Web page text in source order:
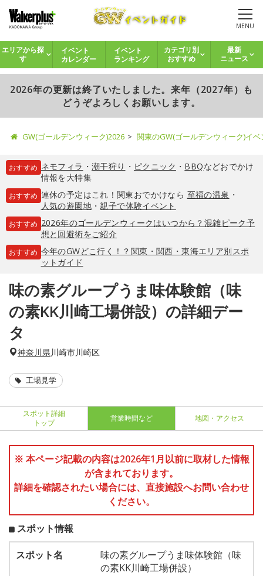
MENU
エリアから探
す
イベント
カレンダー
イベント
ランキング
カテゴリ別
おすすめ
最新
ニュース
2026年の更新は終了いたしました。来年（2027年）も
どうぞよろしくお願いします。
GW(ゴールデンウィーク)2026 関東のGW(ゴールデンウィーク)イ
おすすめ ネモフィラ ・ 潮干狩り ・ ピクニック ・ BBQなどおでかけ
情報を大特集
おすすめ 連休の予定はこれ！関東おでかけなら 至福の温泉 ・
人気の遊園地・親子で体験イベント
おすすめ 2026年のゴールデンウィークはいつから？混雑ピーク予
想と回避術をご紹介
おすすめ 今年のGWどこ行く！？関東・関西・東海エリア別スポ
ットガイド
味の素グループうま味体験館（味
の素KK川崎工場併設）の詳細デー
タ
神奈川県川崎市川崎区
工場見学
スポット詳細
トップ
営業時間など 地図・アクセス
※ 本ページ記載の内容は2026年1月以前に取材した情報
が含まれております。
詳細を確認されたい場合には、直接施設へお問い合わせ
ください。
スポット情報
スポット名
味の素グループうま味体験館（味
の素KK川崎工場併設）